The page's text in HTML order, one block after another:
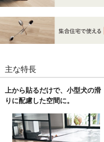
主な特長
上から貼るだけで、小型犬の滑
りに配慮した空間に。